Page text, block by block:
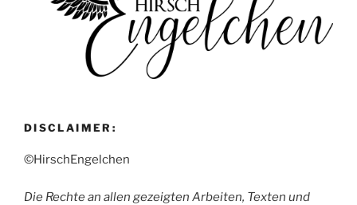
DISCLAIMER:
©HirschEngelchen
Die Rechte an allen gezeigten Arbeiten, Texten und